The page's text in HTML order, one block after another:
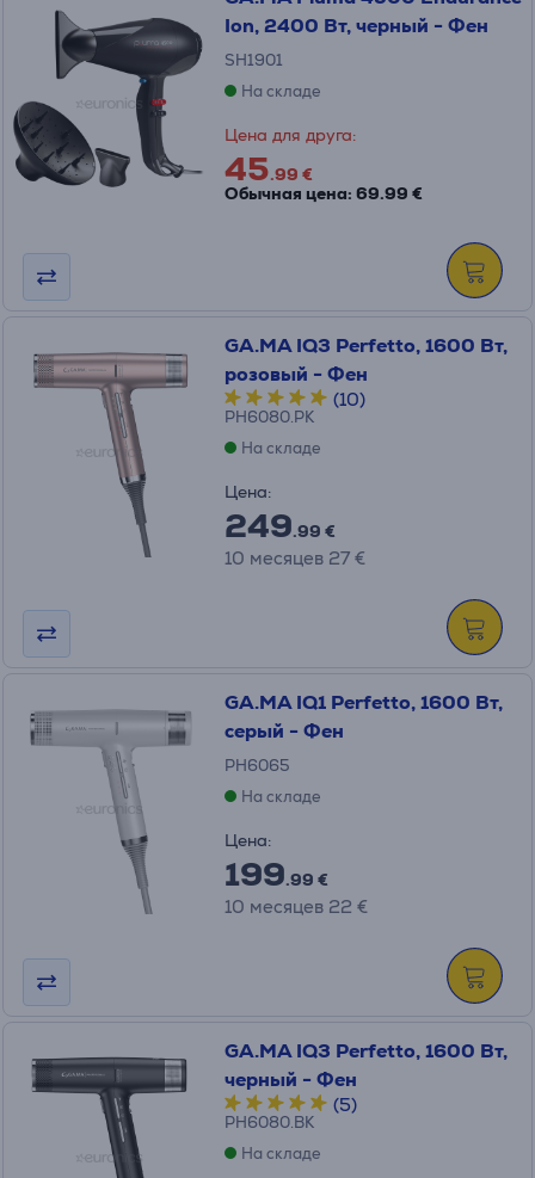
Ion, 2400 Вт, черный - Фен
SH1901
На складе
Цена для друга:
45.99 €
Обычная цена: 69.99 €
GA.MA IQ3 Perfetto, 1600 Вт,
розовый - Фен
(10)
PH6080.PK
На складе
Цена:
249.99 €
10 месяцев 27 €
GA.MA IQ1 Perfetto, 1600 Вт,
серый - Фен
PH6065
На складе
Цена:
199.99 €
10 месяцев 22 €
GA.MA IQ3 Perfetto, 1600 Вт,
черный - Фен
(5)
PH6080.BK
На складе